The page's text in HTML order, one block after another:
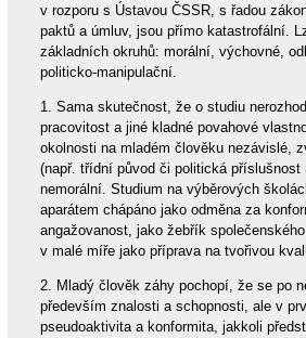
v rozporu s Ústavou ČSSR, s řadou
paktů a úmluv, jsou přímo katastrofální.
základních okruhů: morální, výchovné,
politicko-manipulační.
1. Sama skutečnost, že o studiu
pracovitost a jiné kladné povahové
okolnosti na mladém člověku nezávislé,
(např. třídní původ či politická příslušnost
nemorální. Studium na výběrových
aparátem chápáno jako odměna za
angažovanost, jako žebřík
v malé míře jako příprava na tvořivou
2. Mladý člověk záhy pochopí, že se po
především znalosti a schopnosti, ale v
pseudoaktivita a konformita, jakkoli